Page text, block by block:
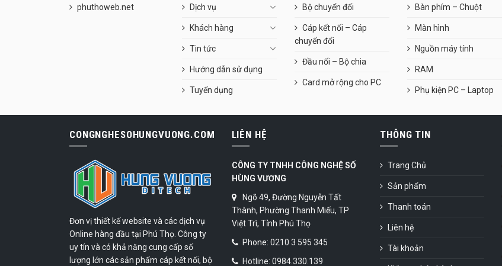
phuthoweb.net Dịch vụ
Khách hàng
Tin tức
Hướng dẫn sử dụng
Tuyển dụng
Bộ chuyển đổi
Cáp kết nối – Cáp
chuyển đổi
Đầu nối – Bộ chia
Card mở rộng cho PC
Bàn phím – Chuột
Màn hình
Nguồn máy tính
RAM
Phụ kiện PC – Laptop
CONGNGHESOHUNGVUONG.COM
Đơn vị thiết kế website và các dịch vụ
Online hàng đầu tại Phú Thọ. Công ty
uy tín và có khả năng cung cấp số
lượng lớn các sản phẩm cáp kết nối, bộ
LIÊN HỆ
CÔNG TY TNHH CÔNG NGHỆ SỐ
HÙNG VƯƠNG
Ngõ 49, Đường Nguyễn Tất
Thành, Phường Thanh Miếu, TP
Việt Trì, Tỉnh Phú Thọ
Phone: 0210 3 595 345
Hotline: 0984.330.139
THÔNG TIN
Trang Chủ
Sản phẩm
Thanh toán
Liên hệ
Tài khoản